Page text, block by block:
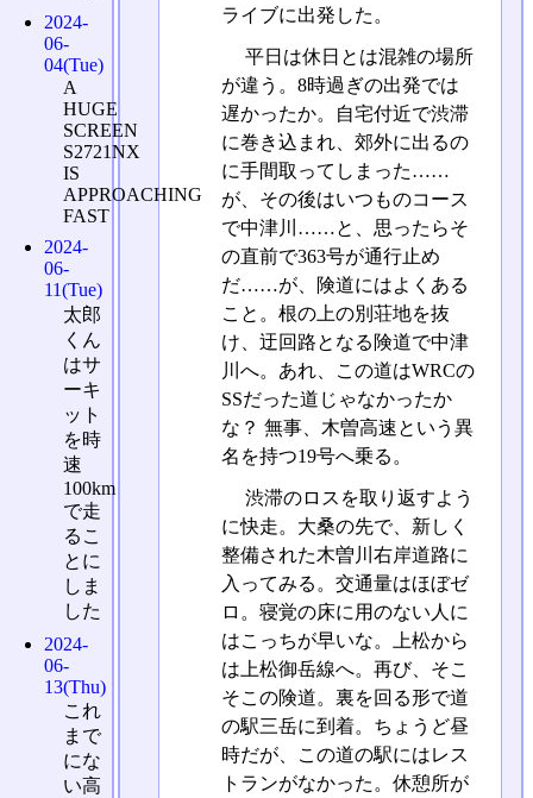
ライブに出発した。
平日は休日とは混雑の場所
が違う。8時過ぎの出発では
遅かったか。自宅付近で渋滞
に巻き込まれ、郊外に出るの
に手間取ってしまった……
が、その後はいつものコース
で中津川……と、思ったらそ
の直前で363号が通行止め
だ……が、険道にはよくある
こと。根の上の別荘地を抜
け、迂回路となる険道で中津
川へ。あれ、この道はWRCの
SSだった道じゃなかったか
な？ 無事、木曽高速という異
名を持つ19号へ乗る。
渋滞のロスを取り返すよう
に快走。大桑の先で、新しく
整備された木曽川右岸道路に
入ってみる。交通量はほぼゼ
ロ。寝覚の床に用のない人に
はこっちが早いな。上松から
は上松御岳線へ。再び、そこ
そこの険道。裏を回る形で道
の駅三岳に到着。ちょうど昼
時だが、この道の駅にはレス
トランがなかった。休憩所が
2024-
06-
04(Tue)
A
HUGE
SCREEN
S2721NX
IS
APPROACHING
FAST
2024-
06-
11(Tue)
太郎
くん
はサ
ーキ
ット
を時
速
100km
で走
るこ
とに
しま
した
2024-
06-
13(Thu)
これ
まで
にな
い高